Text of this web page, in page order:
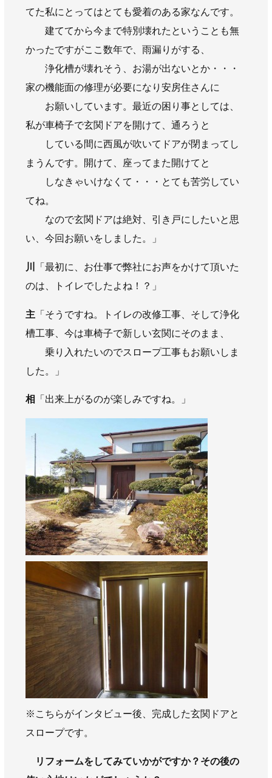
てた私にとってはとても愛着のある家なんです。
建ててから今まで特別壊れたということも無
かったですがここ数年で、雨漏りがする、
浄化槽が壊れそう、お湯が出ないとか・・・
家の機能面の修理が必要になり安房住さんに
お願いしています。最近の困り事としては、
私が車椅子で玄関ドアを開けて、通ろうと
している間に西風が吹いてドアが閉まってし
まうんです。開けて、座ってまた開けてと
しなきゃいけなくて・・・とても苦労してい
てね。
なので玄関ドアは絶対、引き戸にしたいと思
い、今回お願いをしました。」
川
「最初に、お仕事で弊社にお声をかけて頂いた
のは、トイレでしたよね！？」
主 「そうですね。トイレの改修工事、そして浄化
槽工事、今は車椅子で新しい玄関にそのまま、
乗り入れたいのでスロープ工事もお願いしま
した。」
相 「出来上がるのが楽しみですね。」
※こちらがインタビュー後、完成した玄関ドアと
スロープです。
リフォームをしてみていかがですか？その後の